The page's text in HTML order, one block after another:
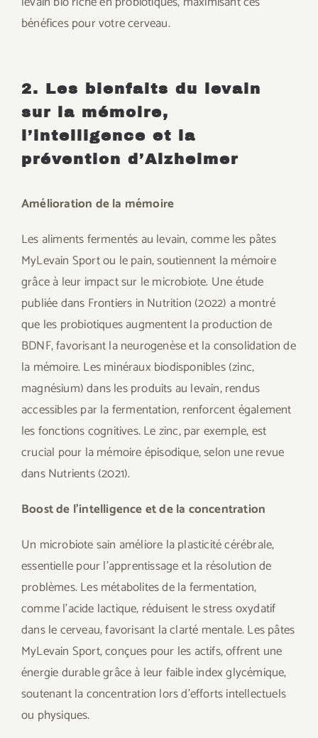
bénéfices pour votre cerveau.
2. Les bienfaits du levain
sur la mémoire,
l’intelligence et la
prévention d’Alzheimer
Amélioration de la mémoire
Les aliments fermentés au levain, comme les pâtes
MyLevain Sport ou le pain, soutiennent la mémoire
grâce à leur impact sur le microbiote. Une étude
publiée dans Frontiers in Nutrition (2022) a montré
que les probiotiques augmentent la production de
BDNF, favorisant la neurogenèse et la consolidation de
la mémoire. Les minéraux biodisponibles (zinc,
magnésium) dans les produits au levain, rendus
accessibles par la fermentation, renforcent également
les fonctions cognitives. Le zinc, par exemple, est
crucial pour la mémoire épisodique, selon une revue
dans Nutrients (2021).
Boost de l’intelligence et de la concentration
Un microbiote sain améliore la plasticité cérébrale,
essentielle pour l’apprentissage et la résolution de
problèmes. Les métabolites de la fermentation,
comme l’acide lactique, réduisent le stress oxydatif
dans le cerveau, favorisant la clarté mentale. Les pâtes
MyLevain Sport, conçues pour les actifs, offrent une
énergie durable grâce à leur faible index glycémique,
soutenant la concentration lors d’efforts intellectuels
ou physiques.